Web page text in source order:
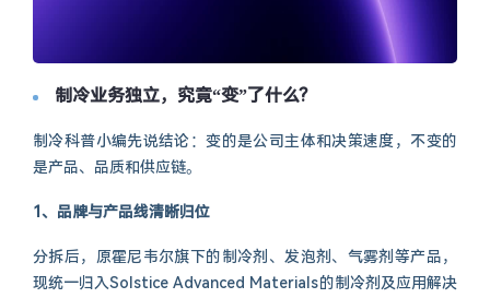
制冷业务独立，究竟“变”了什么?
制冷科普小编先说结论：变的是公司主体和决策速度，不变的
是产品、品质和供应链。
1、品牌与产品线清晰归位
分拆后，原霍尼韦尔旗下的制冷剂、发泡剂、气雾剂等产品，
现统一归入Solstice Advanced Materials的制冷剂及应用解决